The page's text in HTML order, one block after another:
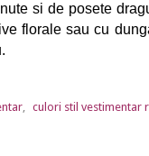
si de posete
florale sau cu
, culori stil vestimentar